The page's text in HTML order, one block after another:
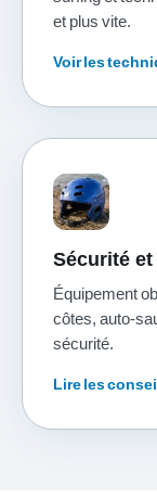
et plus vite.
Voir les
Sécurité
Équipement
côtes, auto-
sécurité.
Lire les